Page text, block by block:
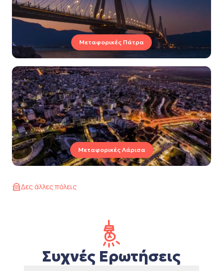
Μεταφορικές Πάτρα
Μεταφορικές Λάρισα
Δες άλλες πόλεις
Συχνές Ερωτήσεις